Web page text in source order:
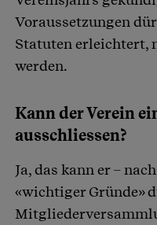
Voraussetzungen
Statuten erleichtert,
werden.
Kann der Verein
ausschliessen?
Ja, das kann er –
«wichtiger Gründe»